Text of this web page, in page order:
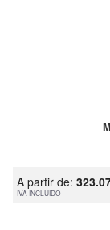
A partir de:
IVA INCLUIDO